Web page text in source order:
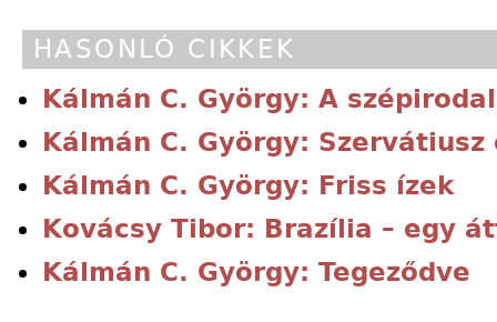
HASONLÓ CIKKEK
Kálmán C. György: A
Kálmán C. György: Szervátiusz
Kálmán C. György: Friss ízek
Kovácsy Tibor: Brazília – egy
Kálmán C. György: Tegeződve